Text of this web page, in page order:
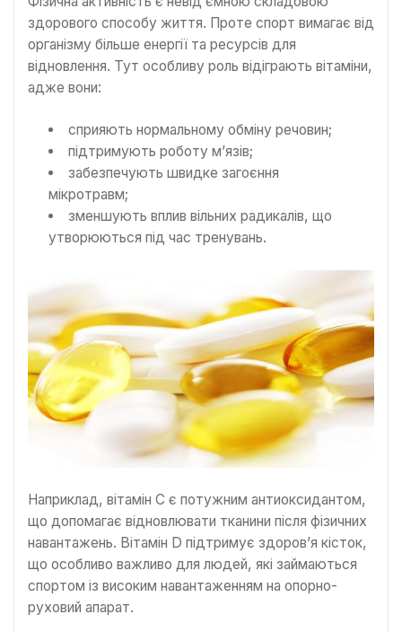
здорового способу життя. Проте спорт вимагає від
організму більше енергії та ресурсів для
відновлення. Тут особливу роль відіграють вітаміни,
адже вони:
сприяють нормальному обміну речовин;
підтримують роботу м’язів;
забезпечують швидке загоєння
мікротравм;
зменшують вплив вільних радикалів, що
утворюються під час тренувань.
Наприклад, вітамін C є потужним антиоксидантом,
що допомагає відновлювати тканини після фізичних
навантажень. Вітамін D підтримує здоров’я кісток,
що особливо важливо для людей, які займаються
спортом із високим навантаженням на опорно-
руховий апарат.